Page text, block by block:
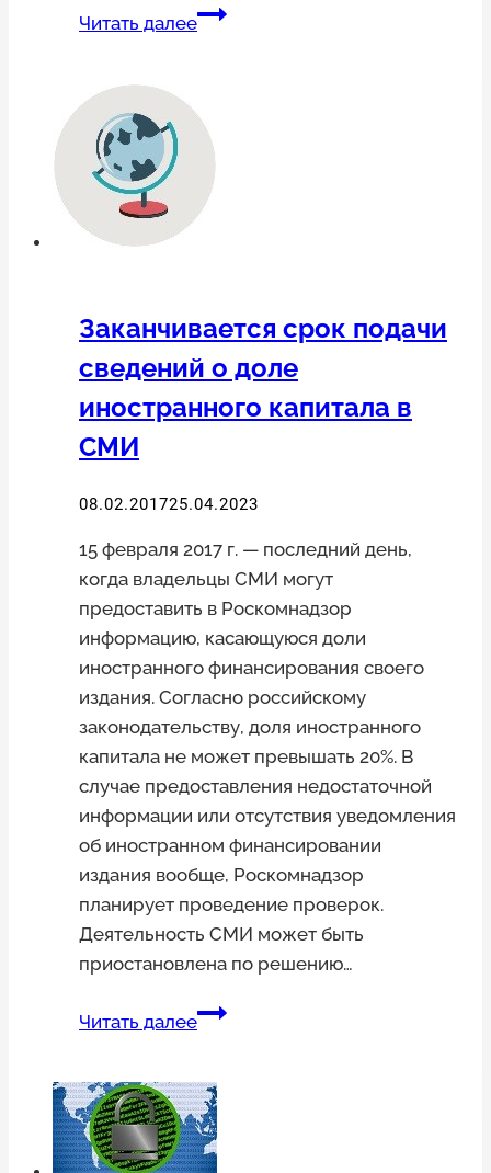
Читать далееФАС
в
Google
Заканчивается срок подачи
сведений о доле
иностранного капитала в
СМИ
08.02.201725.04.2023
15 февраля 2017 г. — последний день,
когда владельцы СМИ могут
предоставить в Роскомнадзор
информацию, касающуюся доли
иностранного финансирования своего
издания. Согласно российскому
законодательству, доля иностранного
капитала не может превышать 20%. В
случае предоставления недостаточной
информации или отсутствия уведомления
об иностранном финансировании
издания вообще, Роскомнадзор
планирует проведение проверок.
Деятельность СМИ может быть
приостановлена по решению…
Читать далееЗаканчивается
сведений
о
доле